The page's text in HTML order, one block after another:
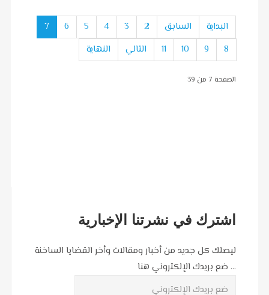
البداية السابق 2
3
4
5
6
7
8
9
10
11 التالي النهاية
الصفحة 7 من 39
اشترك في نشرتنا الإخبارية
ليصلك كل جديد من أخبار ومقالات وأخر القضايا الساخنة
... ضع بريدك الإلكتروني هنا